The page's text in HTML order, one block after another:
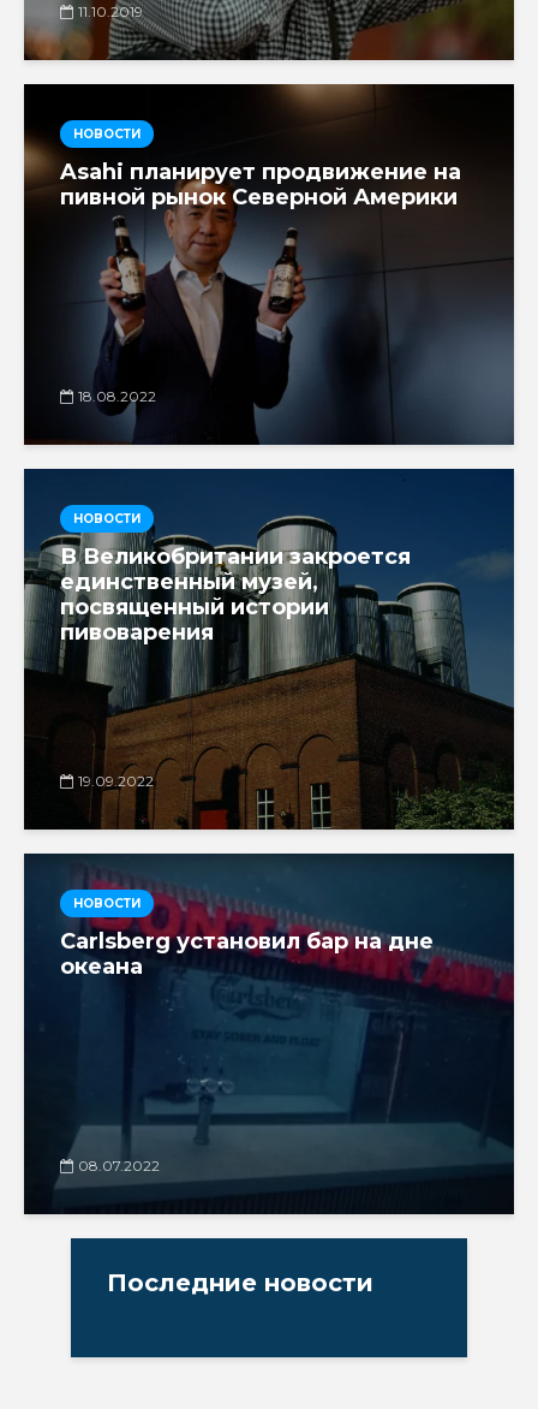
11.10.2019
НОВОСТИ
Asahi планирует продвижение на
пивной рынок Северной Америки
18.08.2022
НОВОСТИ
В Великобритании закроется
единственный музей,
посвященный истории
пивоварения
19.09.2022
НОВОСТИ
Carlsberg установил бар на дне
океана
08.07.2022
Последние новости